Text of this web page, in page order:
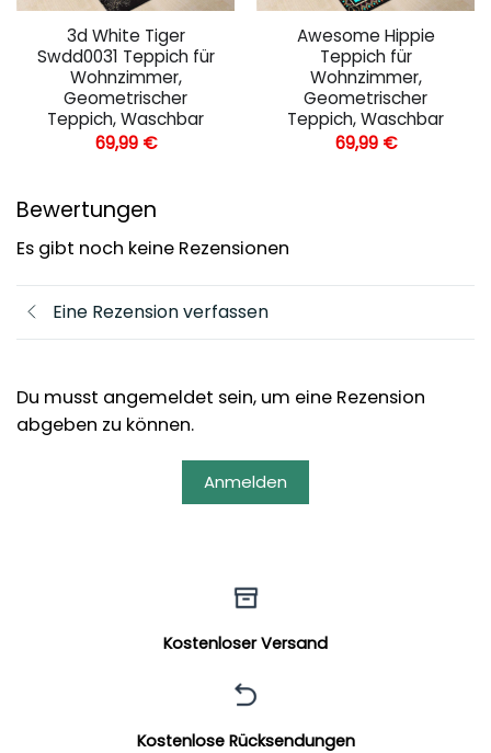
3d White Tiger
Swdd0031 Teppich für
Wohnzimmer,
Geometrischer
Teppich, Waschbar
69,99 €
Awesome Hippie
Teppich für
Wohnzimmer,
Geometrischer
Teppich, Waschbar
69,99 €
Bewertungen
Es gibt noch keine Rezensionen
Eine Rezension verfassen
Du musst angemeldet sein, um eine Rezension
abgeben zu können.
Anmelden
Kostenloser Versand
Kostenlose Rücksendungen